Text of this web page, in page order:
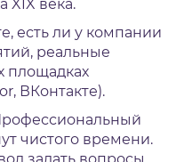
XIX века.
есть ли у компании
реальные
площадках
ВКонтакте).
чистого времени.